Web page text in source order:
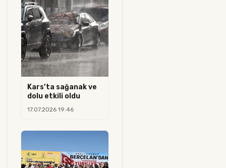
Kars’ta sağanak ve
dolu etkili oldu
17.07.2026 19:46